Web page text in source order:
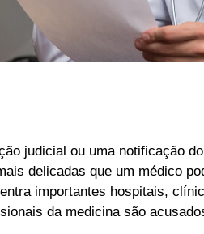
judicial ou uma notificação
delicadas que um médico
importantes hospitais,
da medicina são